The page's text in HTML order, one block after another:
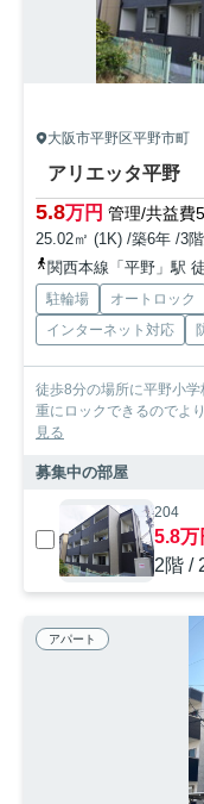
大阪市平野区平野市町
アリエッタ平野
5.8万円 管理/共益費
25.02㎡ (1K) /築6年 /3
関西本線「平野」駅
駐輪場 オートロック
インターネット対応
徒歩8分の場所に平野小
重にロックできるのでよ
見る
募集中の部屋
204
5.8万
2階 /
アパート